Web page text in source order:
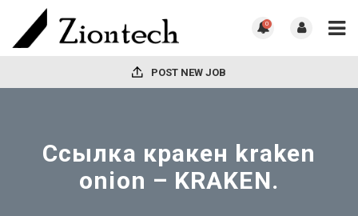
0
POST NEW JOB
Ссылка кракен kraken
onion – KRAKEN.